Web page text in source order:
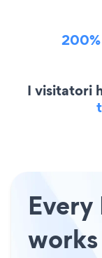
I visitatori
Every